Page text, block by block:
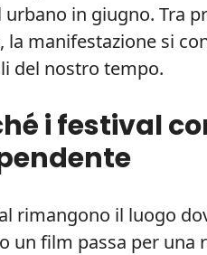
urbano in giugno. Tra
la manifestazione si
del nostro tempo.
i festival
rimangono il luogo
un film passa per una